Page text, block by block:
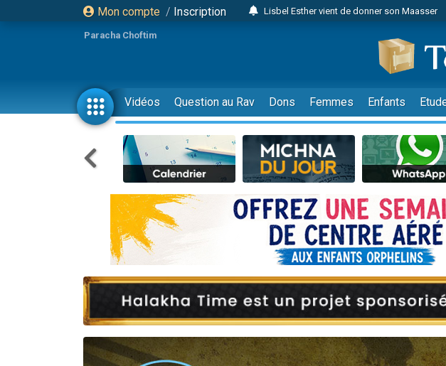
Mon compte / Inscription
Lisbel Esther vient de donner son Maasser
3 personnes viennent de nous rejoindre sur
11 personnes viennent de demander une
3 personnes viennent de faire un don
Il reste 49 places pour étudier en
2 personnes viennent de nous rejoindre sur
29 personnes viennent de demander une
Il reste 49 places pour étudier en
2 personnes viennent de nous rejoindre sur
6 personnes viennent de nous rejoindre sur
4 personnes viennent de faire un don
2 personnes viennent de faire un don
17 personnes viennent de demander une
Eva vient de donner son Maasser
Paracha Choftim
Vidéos Question au Rav Dons Femmes Enfants